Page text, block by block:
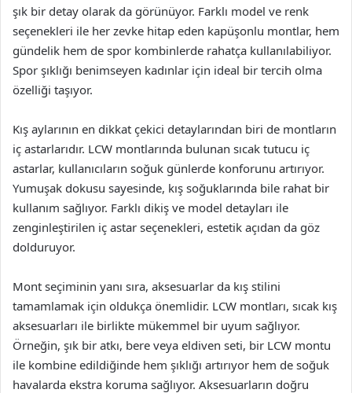
şık bir detay olarak da görünüyor. Farklı model ve renk
seçenekleri ile her zevke hitap eden kapüşonlu montlar, hem
gündelik hem de spor kombinlerde rahatça kullanılabiliyor.
Spor şıklığı benimseyen kadınlar için ideal bir tercih olma
özelliği taşıyor.
Kış aylarının en dikkat çekici detaylarından biri de montların
iç astarlarıdır. LCW montlarında bulunan sıcak tutucu iç
astarlar, kullanıcıların soğuk günlerde konforunu artırıyor.
Yumuşak dokusu sayesinde, kış soğuklarında bile rahat bir
kullanım sağlıyor. Farklı dikiş ve model detayları ile
zenginleştirilen iç astar seçenekleri, estetik açıdan da göz
dolduruyor.
Mont seçiminin yanı sıra, aksesuarlar da kış stilini
tamamlamak için oldukça önemlidir. LCW montları, sıcak kış
aksesuarları ile birlikte mükemmel bir uyum sağlıyor.
Örneğin, şık bir atkı, bere veya eldiven seti, bir LCW montu
ile kombine edildiğinde hem şıklığı artırıyor hem de soğuk
havalarda ekstra koruma sağlıyor. Aksesuarların doğru